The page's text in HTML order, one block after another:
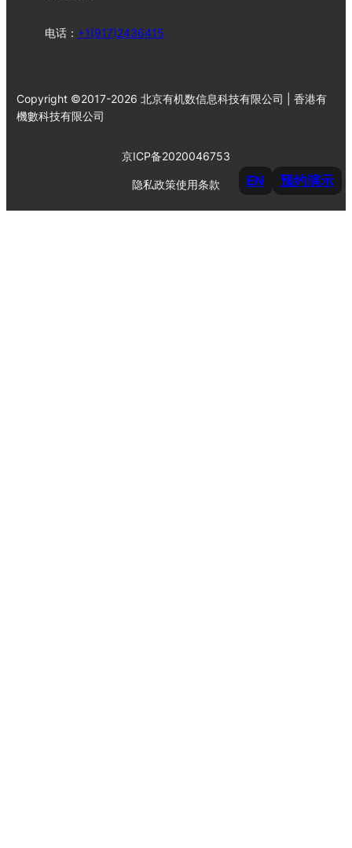
EN 预约演示
电话： +1(917)2436415
Copyright ©2017-2026 北京有机数信息科技有限公司 | 香港有
機數科技有限公司
京ICP备2020046753
隐私政策使用条款